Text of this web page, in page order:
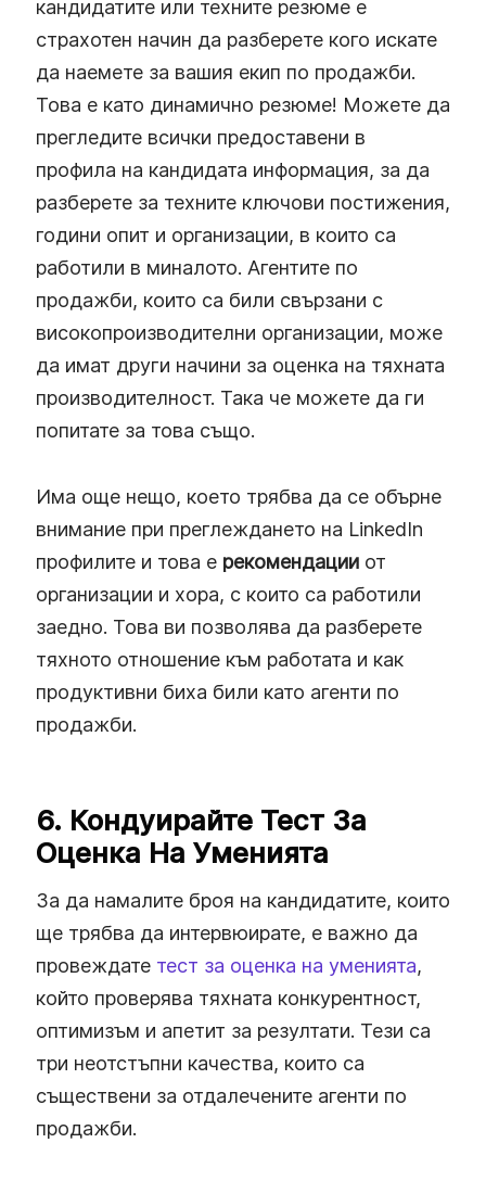
кандидатите или техните резюме е
страхотен начин да разберете кого искате
да наемете за вашия екип по продажби.
Това е като динамично резюме! Можете да
прегледите всички предоставени в
профила на кандидата информация, за да
разберете за техните ключови постижения,
години опит и организации, в които са
работили в миналото. Агентите по
продажби, които са били свързани с
високопроизводителни организации, може
да имат други начини за оценка на тяхната
производителност. Така че можете да ги
попитате за това също.
Има още нещо, което трябва да се обърне
внимание при преглеждането на LinkedIn
профилите и това е рекомендации от
организации и хора, с които са работили
заедно. Това ви позволява да разберете
тяхното отношение към работата и как
продуктивни биха били като агенти по
продажби.
6. Кондуирайте Тест За
Оценка На Уменията
За да намалите броя на кандидатите, които
ще трябва да интервюирате, е важно да
провеждате тест за оценка на уменията,
който проверява тяхната конкурентност,
оптимизъм и апетит за резултати. Тези са
три неотстъпни качества, които са
съществени за отдалечените агенти по
продажби.